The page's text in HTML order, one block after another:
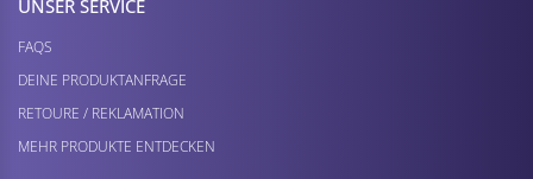
UNSER SERVICE
FAQS
DEINE PRODUKTANFRAGE
RETOURE / REKLAMATION
MEHR PRODUKTE ENTDECKEN